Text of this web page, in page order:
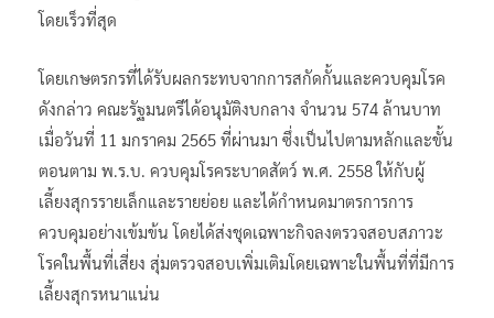
โดยเร็วที่สุด
โดยเกษตรกรที่ได้รับผลกระทบจากการสกัดกั้นและควบคุมโรค
ดังกล่าว คณะรัฐมนตรีได้อนุมัติงบกลาง จำนวน 574 ล้านบาท
เมื่อวันที่ 11 มกราคม 2565 ที่ผ่านมา ซึ่งเป็นไปตามหลักและขั้น
ตอนตาม พ.ร.บ. ควบคุมโรคระบาดสัตว์ พ.ศ. 2558 ให้กับผู้
เลี้ยงสุกรรายเล็กและรายย่อย และได้กำหนดมาตรการการ
ควบคุมอย่างเข้มข้น โดยได้ส่งชุดเฉพาะกิจลงตรวจสอบสภาวะ
โรคในพื้นที่เสี่ยง สุ่มตรวจสอบเพิ่มเติมโดยเฉพาะในพื้นที่ที่มีการ
เลี้ยงสุกรหนาแน่น